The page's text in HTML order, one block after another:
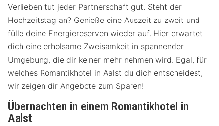
Verlieben tut jeder Partnerschaft gut. Steht der
Hochzeitstag an? Genieße eine Auszeit zu zweit und
fülle deine Energiereserven wieder auf. Hier erwartet
dich eine erholsame Zweisamkeit in spannender
Umgebung, die dir keiner mehr nehmen wird. Egal, für
welches Romantikhotel in Aalst du dich entscheidest,
wir zeigen dir Angebote zum Sparen!
Übernachten in einem Romantikhotel in
Aalst